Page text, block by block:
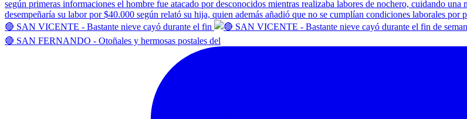
🔴 SAN VICENTE - Bastante nieve cayó durante el fin
🔴 SAN FERNANDO - Otoñales y hermosas postales del